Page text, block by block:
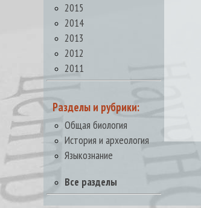
2015
2014
2013
2012
2011
Разделы и рубрики:
Общая биология
История и археология
Языкознание
Все разделы